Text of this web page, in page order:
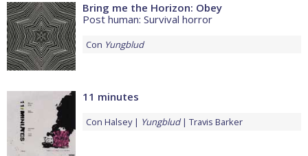
Bring me the Horizon: Obey
Post human: Survival horror
Con Yungblud
11 minutes
Con Halsey Yungblud Travis Barker